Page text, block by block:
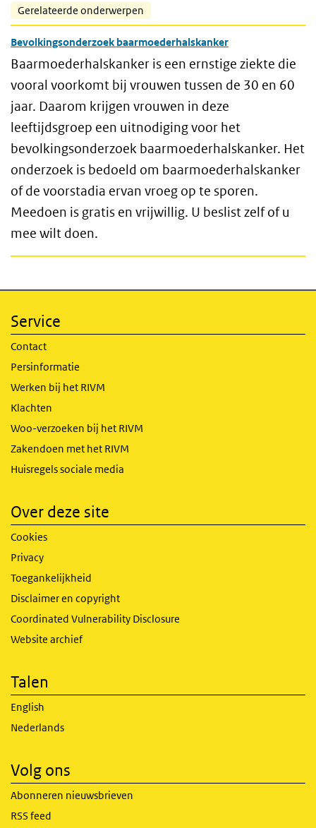
Gerelateerde onderwerpen
Bevolkingsonderzoek baarmoederhalskanker
Baarmoederhalskanker is een ernstige ziekte die
vooral voorkomt bij vrouwen tussen de 30 en 60
jaar. Daarom krijgen vrouwen in deze
leeftijdsgroep een uitnodiging voor het
bevolkingsonderzoek baarmoederhalskanker. Het
onderzoek is bedoeld om baarmoederhalskanker
of de voorstadia ervan vroeg op te sporen.
Meedoen is gratis en vrijwillig. U beslist zelf of u
mee wilt doen.
Service
Contact
Persinformatie
Werken bij het RIVM
Klachten
Woo-verzoeken bij het RIVM
Zakendoen met het RIVM
Huisregels sociale media
Over deze site
Cookies
Privacy
Toegankelijkheid
Disclaimer en copyright
Coordinated Vulnerability Disclosure
Website archief
Talen
English
Nederlands
Volg ons
Abonneren nieuwsbrieven
RSS feed